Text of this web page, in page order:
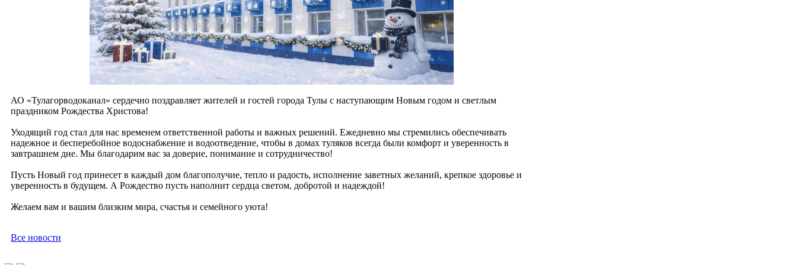
АО «Тулагорводоканал» сердечно поздравляет жителей и гостей города Тулы с наступающим Новым годом и светлым
праздником Рождества Христова!
Уходящий год стал для нас временем ответственной работы и важных решений. Ежедневно мы стремились обеспечивать
надежное и бесперебойное водоснабжение и водоотведение, чтобы в домах туляков всегда были комфорт и уверенность в
завтрашнем дне. Мы благодарим вас за доверие, понимание и сотрудничество!
Пусть Новый год принесет в каждый дом благополучие, тепло и радость, исполнение заветных желаний, крепкое здоровье и
уверенность в будущем. А Рождество пусть наполнит сердца светом, добротой и надеждой!
Желаем вам и вашим близким мира, счастья и семейного уюта!
Все новости